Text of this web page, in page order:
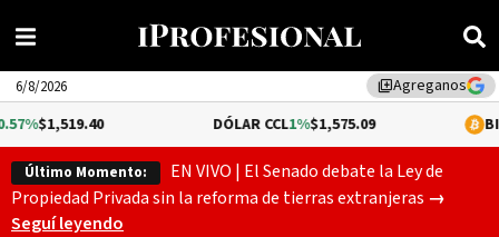
library_addAgreganos
6/8/2026
1%$1,575.09
Último Momento:
EN VIVO | El Senado debate la Ley de
Propiedad Privada sin la reforma de tierras extranjeras El
→
Seguí leyendo